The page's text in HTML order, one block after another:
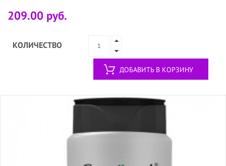
209.00 руб.
КОЛИЧЕСТВО
ДОБАВИТЬ В КОРЗИНУ